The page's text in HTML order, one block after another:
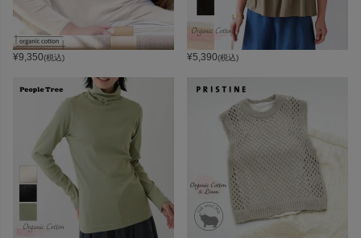
¥9,350(税込) ¥5,390(税込)